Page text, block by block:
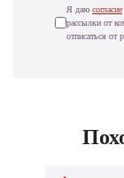
Я даю согласие
рассылки от
отписаться от